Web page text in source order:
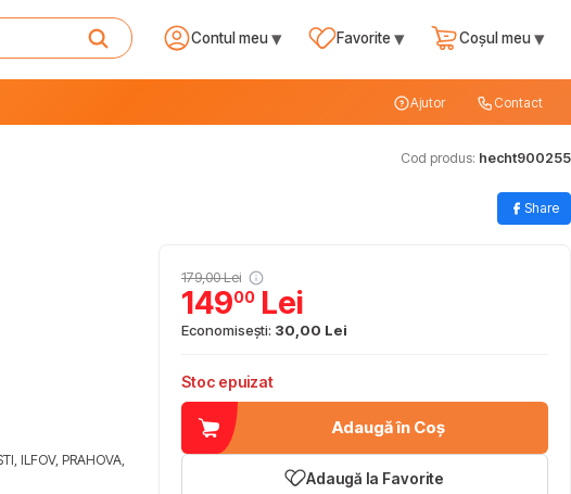
Contul meu▾ Favorite ▾ Coșul meu▾
Ajutor Contact
Cod produs: hecht900255
Share
ILFOV, PRAHOVA,
179,00 Lei
14900Lei
Economisești: 30,00 Lei
Stoc epuizat
Adaugă în Coș
Adaugă la Favorite